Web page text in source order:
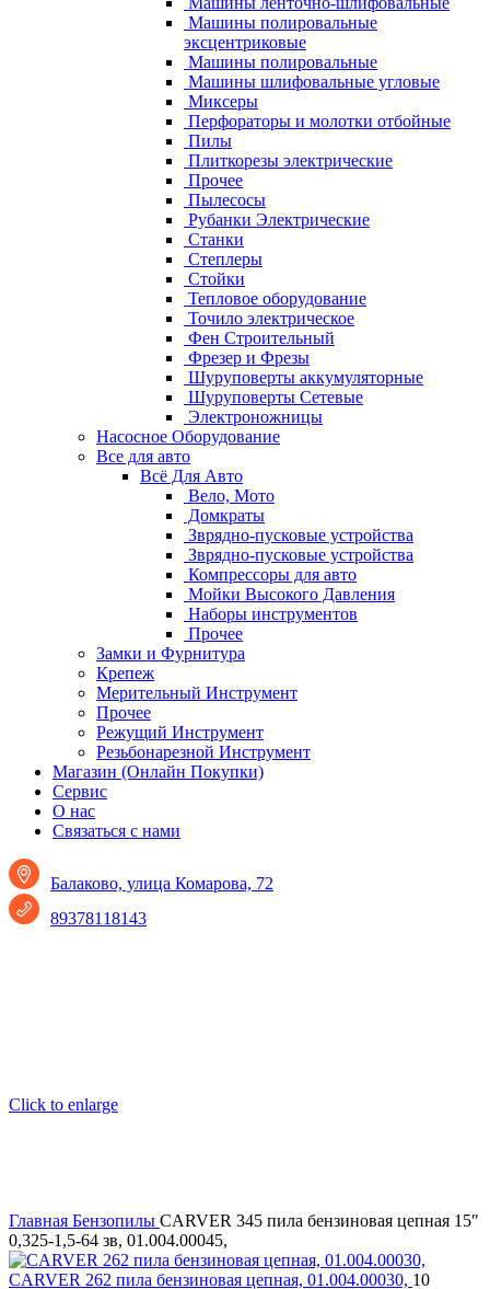
Машины полировальные
эксцентриковые
Машины полировальные
Машины шлифовальные угловые
Миксеры
Перфораторы и молотки отбойные
Пилы
Плиткорезы электрические
Прочее
Пылесосы
Рубанки Электрические
Станки
Степлеры
Стойки
Тепловое оборудование
Точило электрическое
Фен Строительный
Фрезер и Фрезы
Шуруповерты аккумуляторные
Шуруповерты Сетевые
Электроножницы
Насосное Оборудование
Все для авто
Всё Для Авто
Вело, Мото
Домкраты
Зврядно-пусковые устройства
Зврядно-пусковые устройства
Компрессоры для авто
Мойки Высокого Давления
Наборы инструментов
Прочее
Замки и Фурнитура
Крепеж
Мерительный Инструмент
Прочее
Режущий Инструмент
Резьбонарезной Инструмент
Магазин (Онлайн Покупки)
Сервис
О нас
Связаться с нами
Балаково, улица Комарова, 72
89378118143
Click to enlarge
Главная Бензопилы CARVER 345 пила бензиновая цепная 15″
0,325-1,5-64 зв, 01.004.00045,
CARVER 262 пила бензиновая цепная, 01.004.00030, 10